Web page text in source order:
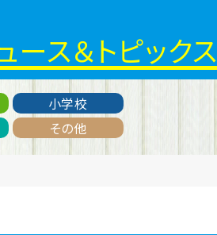
ース＆トピックス
小学校
その他